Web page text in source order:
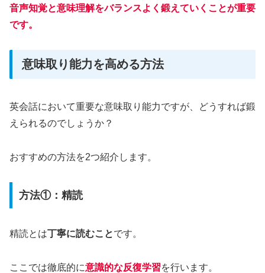
音声知覚と意味理解をバランスよく鍛えていくことが重要
です。
意味取り能力を高める方法
英会話において重要な意味取り能力ですが、どうすれば鍛
えられるのでしょうか？
おすすめの方法を2つ紹介します。
方法①：精読
精読とは丁寧に読むことです。
ここでは徹底的に意識的な反復学習を行います。